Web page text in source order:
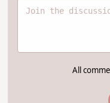
All